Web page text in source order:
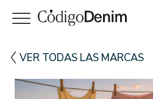
VER TODAS LAS MARCAS